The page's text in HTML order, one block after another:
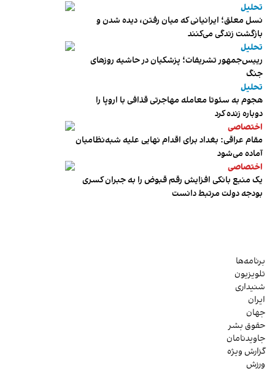
تحلیل
نسل معلق؛ ایرانیانی که میان رفتن، دیده شدن و
بازگشت زندگی می‌کنند
تحلیل
رییس‌جمهور تشریفات؛ پزشکیان در حاشیه روزهای
جنگ
تحلیل
هجوم به سئوتا معامله مهاجرتی قذافی با اروپا را
دوباره زنده کرد
اختصاصی
مقام عراقی: بغداد برای اقدام نهایی علیه شبه‌نظامیان
آماده می‌شود
اختصاصی
یک منبع بانکی افزایش رقم قبوض را به جبران کسری
بودجه دولت مرتبط دانست
برنامه‌ها
تلویزیون
شنیداری
ایران
جهان
حقوق بشر
جاویدنامان
گزارش ویژه
ورزش